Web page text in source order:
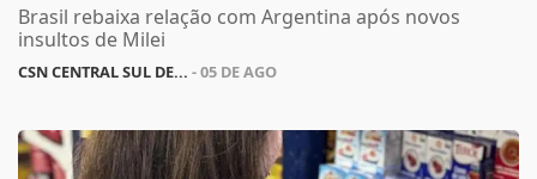
Brasil rebaixa relação com Argentina após novos
insultos de Milei
CSN CENTRAL SUL DE... - 05 DE AGO